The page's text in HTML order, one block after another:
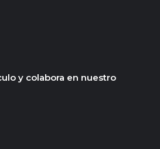
y colabora en nuestro